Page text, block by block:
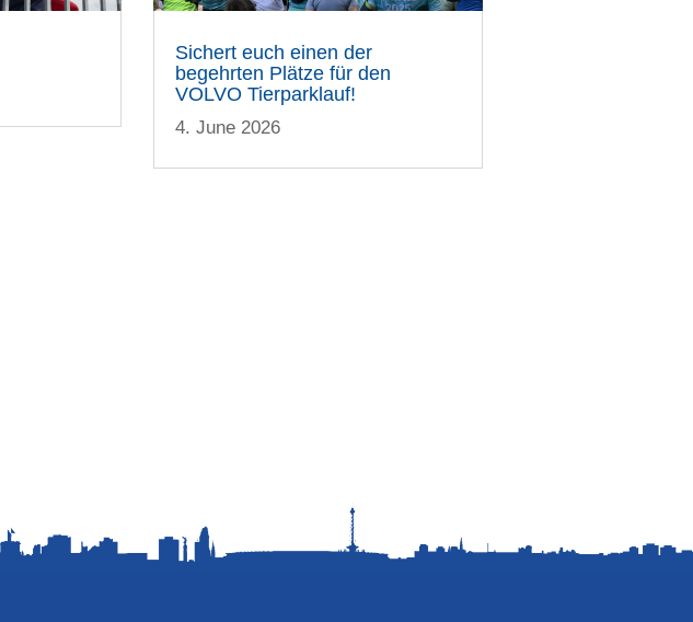
Sichert euch einen der
begehrten Plätze für den
VOLVO Tierparklauf!
4. June 2026